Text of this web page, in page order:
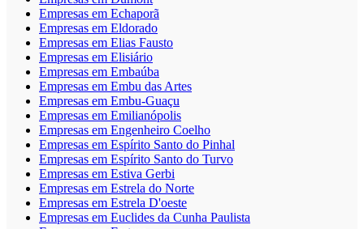
Empresas em Echaporã
Empresas em Eldorado
Empresas em Elias Fausto
Empresas em Elisiário
Empresas em Embaúba
Empresas em Embu das Artes
Empresas em Embu-Guaçu
Empresas em Emilianópolis
Empresas em Engenheiro Coelho
Empresas em Espírito Santo do Pinhal
Empresas em Espírito Santo do Turvo
Empresas em Estiva Gerbi
Empresas em Estrela do Norte
Empresas em Estrela D'oeste
Empresas em Euclides da Cunha Paulista